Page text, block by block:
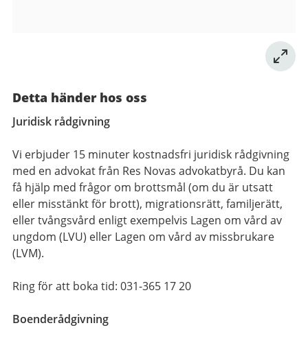
Detta händer hos oss
Juridisk rådgivning
Vi erbjuder 15 minuter kostnadsfri juridisk rådgivning
med en advokat från Res Novas advokatbyrå. Du kan
få hjälp med frågor om brottsmål (om du är utsatt
eller misstänkt för brott), migrationsrätt, familjerätt,
eller tvångsvård enligt exempelvis Lagen om vård av
ungdom (LVU) eller Lagen om vård av missbrukare
(LVM).
Ring för att boka tid: 031-365 17 20
Boenderådgivning